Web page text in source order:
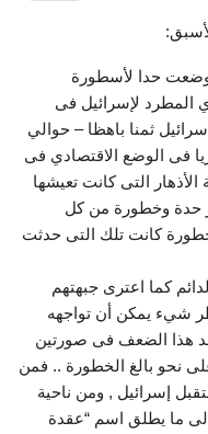
نتائج حرب أكتوبر ١٩٧٣ أنها وضعت حدا لأسطورة
المطرد لإسرائيل فى
ثمنا باهظا – حوالي
فى الوضع الاقتصادي فى
الأذهار التى كانت تعيشها
حدة وخطورة من كل
خطورة كانت تلك التى حدثت
كما اعترى جبهتهم
شيء يمكن أن تواجهه
هذا الضعف فى صورتين
نحو بالغ الخطورة .. فمن
إسرائيل , ومن ناحية
ما يطلق اسم “عقدة